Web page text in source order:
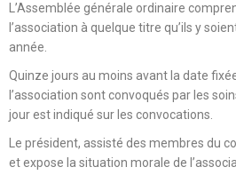
L’Assemblée générale ordinaire
l’association à quelque titre qu’ils y
année.
Quinze jours au moins avant la date
l’association sont convoqués par les
jour est indiqué sur les convocations.
Le président, assisté des membres du
et expose la situation morale de